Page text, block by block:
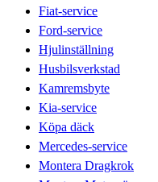
Fiat-service
Ford-service
Hjulinställning
Husbilsverkstad
Kamremsbyte
Kia-service
Köpa däck
Mercedes-service
Montera Dragkrok